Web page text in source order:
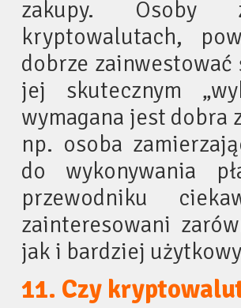
zakupy. Osoby
kryptowalutach,
dobrze
jej skutecznym
wymagana jest dobra
np. osoba
do wykonywania
przewodniku
zainteresowani
jak i bardziej
11. Czy